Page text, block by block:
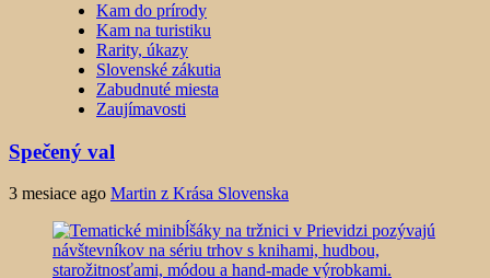
Kam do prírody
Kam na turistiku
Rarity, úkazy
Slovenské zákutia
Zabudnuté miesta
Zaujímavosti
Spečený val
3 mesiace ago Martin z Krása Slovenska